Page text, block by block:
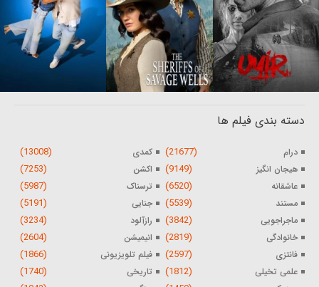
دسته بندی فیلم ها
درام (21677) کمدی (13008)
هیجان انگیز (9149) اکشن (7253)
عاشقانه (6520) ترسناک (5987)
مستند (5539) جنایی (5191)
ماجراجویی (3842) رازآلود (3234)
خانوادگی (2819) انیمیشن (2604)
فانتزی (2597) فیلم تلویزیونی (1866)
علمی تخیلی (1812) تاریخی (1740)